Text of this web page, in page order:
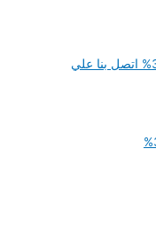
شركة تنظيف فرش بعرعر خصم 30% اتصل بنا علي